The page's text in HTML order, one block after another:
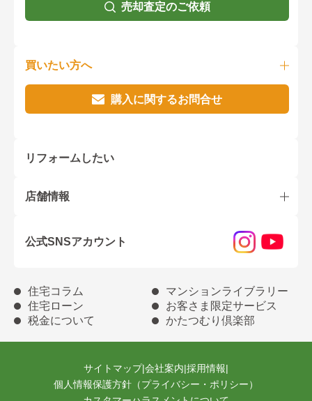
売却査定のご依頼
買いたい方へ
購入に関するお問合せ
リフォームしたい
店舗情報
公式SNSアカウント
住宅コラム
マンションライブラリー
住宅ローン
お客さま限定サービス
税金について
かたつむり倶楽部
サイトマップ|会社案内|採用情報|
個人情報保護方針（プライバシー・ポリシー）